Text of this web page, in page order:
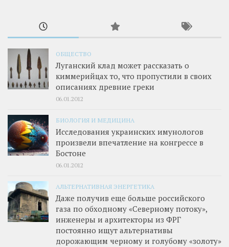
ОБЩЕСТВО
Луганский клад может рассказать о
киммерийцах то, что пропустили в своих
описаниях древние греки
06.01.2012
БИОЛОГИЯ И МЕДИЦИНА
Исследования украинских имунологов
произвели впечатление на конгрессе в
Бостоне
06.01.2012
АЛЬТЕРНАТИВНАЯ ЭНЕРГЕТИКА
Даже получив еще больше российского
газа по обходному «Северному потоку»,
инженеры и архитекторы из ФРГ
постоянно ищут альтернативы
дорожающим черному и голубому «золоту»